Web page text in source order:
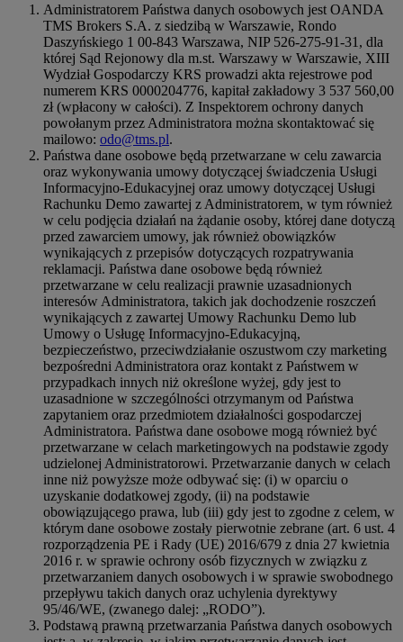
Administratorem Państwa danych osobowych jest OANDA
TMS Brokers S.A. z siedzibą w Warszawie, Rondo
Daszyńskiego 1 00-843 Warszawa, NIP 526-275-91-31, dla
której Sąd Rejonowy dla m.st. Warszawy w Warszawie, XIII
Wydział Gospodarczy KRS prowadzi akta rejestrowe pod
numerem KRS 0000204776, kapitał zakładowy 3 537 560,00
zł (wpłacony w całości). Z Inspektorem ochrony danych
powołanym przez Administratora można skontaktować się
mailowo: odo@tms.pl.
Państwa dane osobowe będą przetwarzane w celu zawarcia
oraz wykonywania umowy dotyczącej świadczenia Usługi
Informacyjno-Edukacyjnej oraz umowy dotyczącej Usługi
Rachunku Demo zawartej z Administratorem, w tym również
w celu podjęcia działań na żądanie osoby, której dane dotyczą
przed zawarciem umowy, jak również obowiązków
wynikających z przepisów dotyczących rozpatrywania
reklamacji. Państwa dane osobowe będą również
przetwarzane w celu realizacji prawnie uzasadnionych
interesów Administratora, takich jak dochodzenie roszczeń
wynikających z zawartej Umowy Rachunku Demo lub
Umowy o Usługę Informacyjno-Edukacyjną,
bezpieczeństwo, przeciwdziałanie oszustwom czy marketing
bezpośredni Administratora oraz kontakt z Państwem w
przypadkach innych niż określone wyżej, gdy jest to
uzasadnione w szczególności otrzymanym od Państwa
zapytaniem oraz przedmiotem działalności gospodarczej
Administratora. Państwa dane osobowe mogą również być
przetwarzane w celach marketingowych na podstawie zgody
udzielonej Administratorowi. Przetwarzanie danych w celach
inne niż powyższe może odbywać się: (i) w oparciu o
uzyskanie dodatkowej zgody, (ii) na podstawie
obowiązującego prawa, lub (iii) gdy jest to zgodne z celem, w
którym dane osobowe zostały pierwotnie zebrane (art. 6 ust. 4
rozporządzenia PE i Rady (UE) 2016/679 z dnia 27 kwietnia
2016 r. w sprawie ochrony osób fizycznych w związku z
przetwarzaniem danych osobowych i w sprawie swobodnego
przepływu takich danych oraz uchylenia dyrektywy
95/46/WE, (zwanego dalej: „RODO”).
Podstawą prawną przetwarzania Państwa danych osobowych